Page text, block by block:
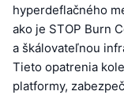
hyperdeflačného
ako je STOP Burn
a škálovateľnou
Tieto opatrenia
platformy,